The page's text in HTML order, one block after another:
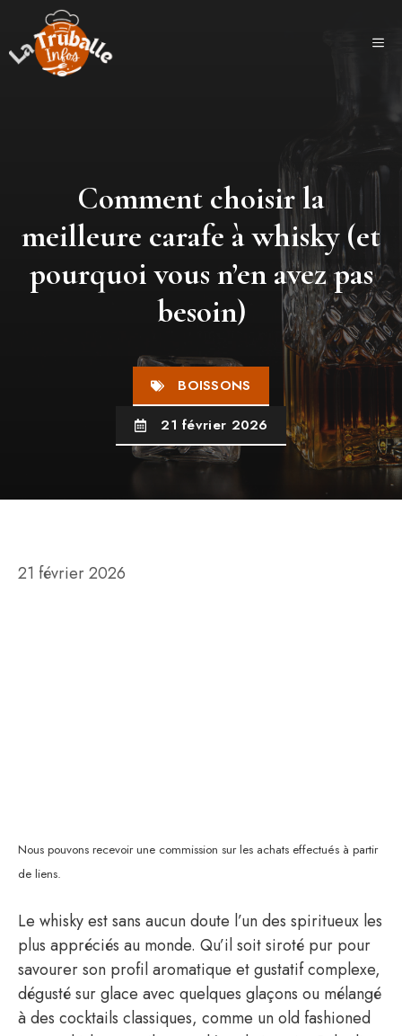
contenu
Comment choisir la
meilleure carafe à whisky (et
pourquoi vous n’en avez pas
besoin)
BOISSONS
21 février 2026
21 février 2026
Nous pouvons recevoir une commission sur les achats effectués à partir
de liens.
Le whisky est sans aucun doute l’un des spiritueux les
plus appréciés au monde. Qu’il soit siroté pur pour
savourer son profil aromatique et gustatif complexe,
dégusté sur glace avec quelques glaçons ou mélangé
à des cocktails classiques, comme un old fashioned